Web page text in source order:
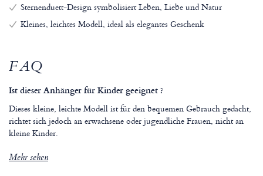
Sternenduett-Design symbolisiert Leben, Liebe und Natur
Kleines, leichtes Modell, ideal als elegantes Geschenk
FAQ
Ist dieser Anhänger für Kinder geeignet ?
Dieses kleine, leichte Modell ist für den bequemen Gebrauch gedacht,
richtet sich jedoch an erwachsene oder jugendliche Frauen, nicht an
kleine Kinder.
Mehr sehen